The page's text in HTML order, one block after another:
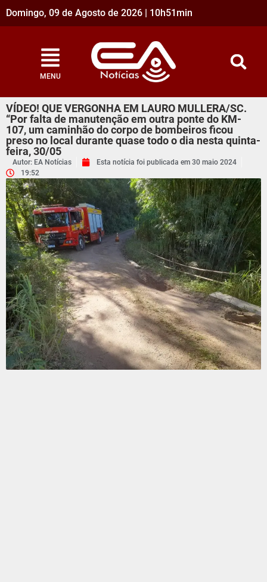
Domingo, 09 de Agosto de 2026 | 10h51min
MENU
VÍDEO! QUE VERGONHA EM LAURO MULLERA/SC.
“Por falta de manutenção em outra ponte do KM-
107, um caminhão do corpo de bombeiros ficou
preso no local durante quase todo o dia nesta quinta-
feira, 30/05
Autor: EA Notícias Esta notícia foi publicada em 30 maio 2024
19:52